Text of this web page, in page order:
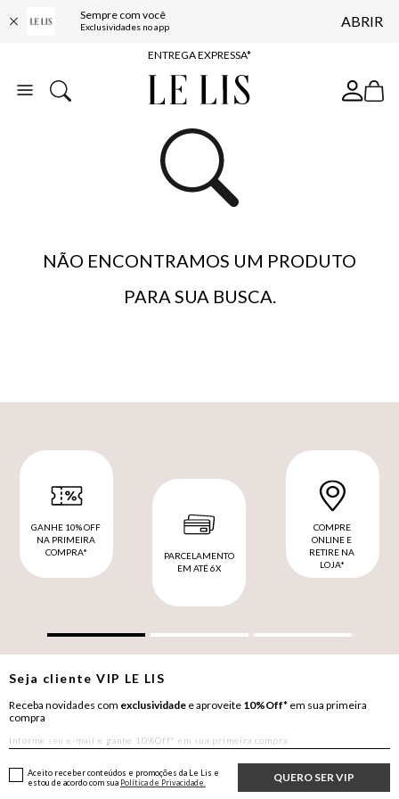
Sempre com você
Exclusividades no app ABRIR
COMPRE ONLINE E RETIRE EM LOJA*
ENTREGA EXPRESSA*
FRETE GRÁTIS*
10% OFF NA PRIMEIRA COMPRA*
NÃO ENCONTRAMOS UM PRODUTO
PARA SUA BUSCA.
GANHE 10% OFF
NA PRIMEIRA
COMPRA*
PARCELAMENTO
EM ATÉ 6X
COMPRE
ONLINE E
RETIRE NA
LOJA*
Seja clienteVIP LE LIS
Receba novidades com exclusividade e aproveite 10%Off* em sua primeira
compra
QUERO SER VIP
Aceito receber conteúdos e promoções da Le Lis e
estou de acordo com sua Política de Privacidade.